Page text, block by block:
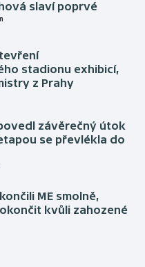
slaví poprvé
stadionu exhibicí,
z Prahy
závěrečný útok
se převlékla do
ME smolně,
kvůli zahozené